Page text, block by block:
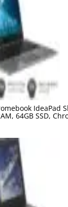
IdeaPad
64GB SSD,